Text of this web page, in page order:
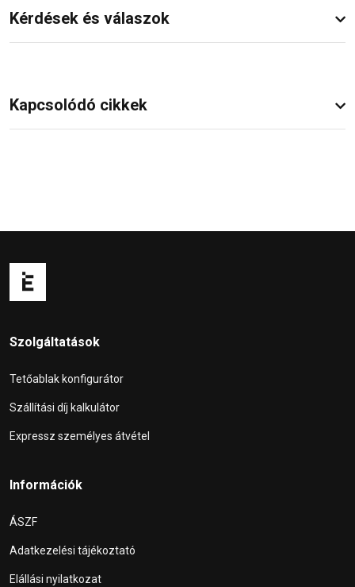
Kérdések és válaszok
Kapcsolódó cikkek
Szolgáltatások
Tetőablak konfigurátor
Szállítási díj kalkulátor
Expressz személyes átvétel
Információk
ÁSZF
Adatkezelési tájékoztató
Elállási nyilatkozat